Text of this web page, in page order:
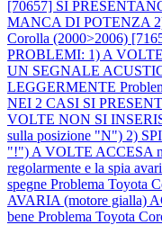
[70657] SI
MANCA DI POTENZA
Corolla (2000>2006)
PROBLEMI: 1) A
UN SEGNALE
LEGGERMENTE
NEI 2 CASI SI
VOLTE NON SI
sulla posizione "N") 2)
"!") A VOLTE ACCESA
regolarmente e la spia
spegne Problema Toyota
AVARIA (motore gialla)
bene Problema Toyota